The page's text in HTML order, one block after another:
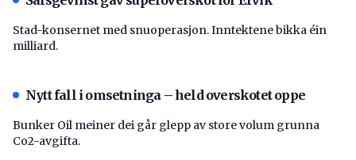
Stad-konsernet med snuoperasjon. Inntektene bikka éin
milliard.
Nytt fall i omsetninga – held overskotet oppe
Bunker Oil meiner dei går glepp av store volum grunna
Co2-avgifta.